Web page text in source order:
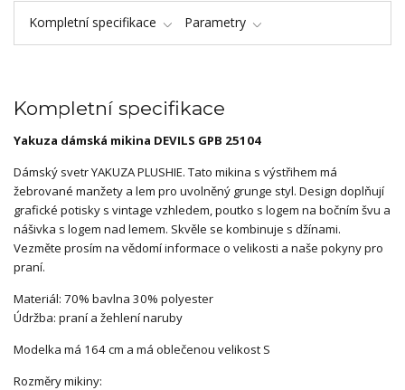
Kompletní specifikace Parametry
Kompletní specifikace
Yakuza dámská mikina DEVILS GPB 25104
Dámský svetr YAKUZA PLUSHIE. Tato mikina s výstřihem má
žebrované manžety a lem pro uvolněný grunge styl. Design doplňují
grafické potisky s vintage vzhledem, poutko s logem na bočním švu a
nášivka s logem nad lemem. Skvěle se kombinuje s džínami.
Vezměte prosím na vědomí informace o velikosti a naše pokyny pro
praní.
Materiál: 70% bavlna 30% polyester
Údržba: praní a žehlení naruby
Modelka má 164 cm a má oblečenou velikost S
Rozměry mikiny: